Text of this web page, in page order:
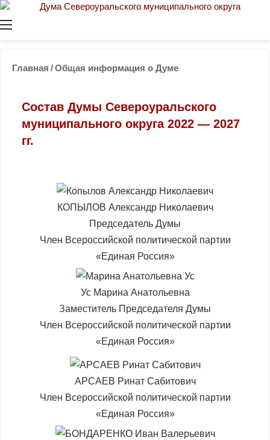
Главная /Общая информация о Думе
Состав Думы Североуральского
муниципального округа 2022 — 2027
гг.
КОПЫЛОВ Александр Николаевич
Председатель Думы
Член Всероссийской политической партии
«Единая Россия»
Ус Марина Анатольевна
Заместитель Председателя Думы
Член Всероссийской политической партии
«Единая Россия»
АРСАЕВ Ринат Сабитович
Член Всероссийской политической партии
«Единая Россия»